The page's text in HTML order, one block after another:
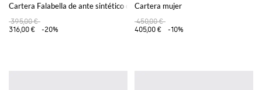
Cartera Falabella de ante sintético craquelado
395,00 €
316,00 €
-20%
Cartera mujer
450,00 €
405,00 €
-10%